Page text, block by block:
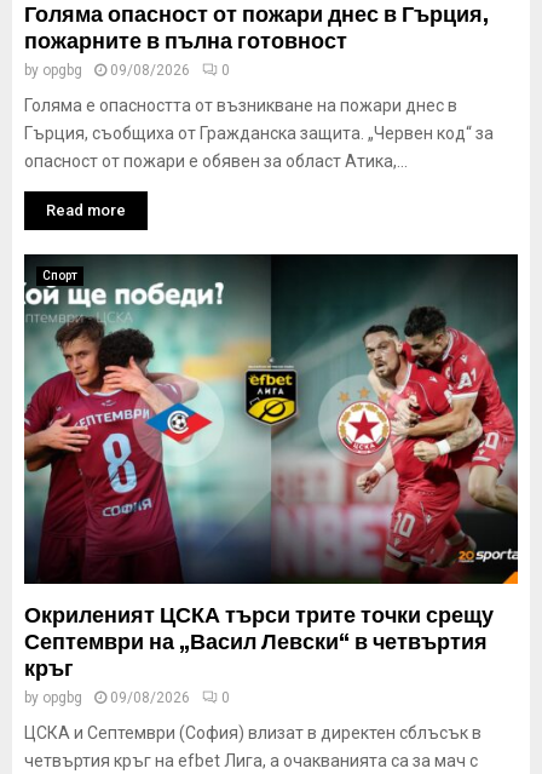
Голяма опасност от пожари днес в Гърция,
пожарните в пълна готовност
by opgbg 09/08/2026 0
Голяма е опасността от възникване на пожари днес в
Гърция, съобщиха от Гражданска защита. „Червен код“ за
опасност от пожари е обявен за област Атика,...
Read more
Спорт
Окриленият ЦСКА търси трите точки срещу
Септември на „Васил Левски“ в четвъртия
кръг
by opgbg 09/08/2026 0
ЦСКА и Септември (София) влизат в директен сблъсък в
четвъртия кръг на efbet Лига, а очакванията са за мач с